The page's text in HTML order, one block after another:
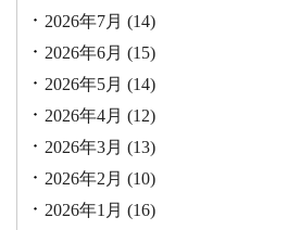
2026年7月 (14)
2026年6月 (15)
2026年5月 (14)
2026年4月 (12)
2026年3月 (13)
2026年2月 (10)
2026年1月 (16)